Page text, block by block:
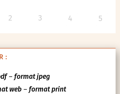
2 3 4 5
:
– format jpeg
web– format print